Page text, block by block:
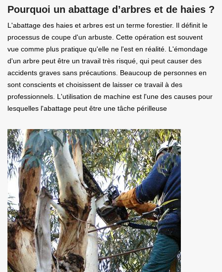
Pourquoi un abattage d’arbres et de haies ?
L'abattage des haies et arbres est un terme forestier. Il définit le
processus de coupe d'un arbuste. Cette opération est souvent
vue comme plus pratique qu'elle ne l'est en réalité. L'émondage
d'un arbre peut être un travail très risqué, qui peut causer des
accidents graves sans précautions. Beaucoup de personnes en
sont conscients et choisissent de laisser ce travail à des
professionnels. L'utilisation de machine est l'une des causes pour
lesquelles l'abattage peut être une tâche périlleuse